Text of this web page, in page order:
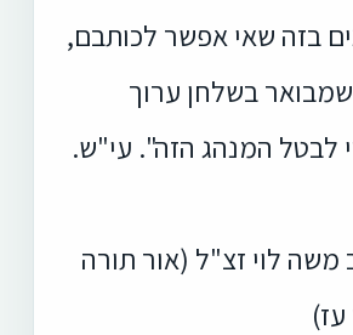
בזה שאי אפשר לכותבם,
בשלחן ערוך
לבטל המנהג הזה". עי"ש.
משה לוי זצ"ל (אור תורה